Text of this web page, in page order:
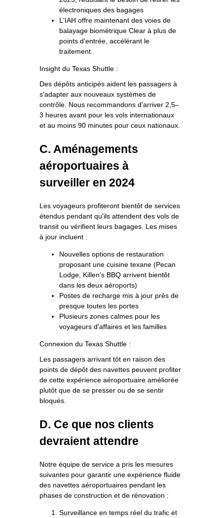
électroniques des bagages
L'IAH offre maintenant des voies de
balayage biométrique Clear à plus de
points d'entrée, accélérant le
traitement
Insight du Texas Shuttle :
Des dépôts anticipés aident les passagers à
s'adapter aux nouveaux systèmes de
contrôle. Nous recommandons d'arriver 2,5–
3 heures avant pour les vols internationaux
et au moins 90 minutes pour ceux nationaux.
C. Aménagements
aéroportuaires à
surveiller en 2024
Les voyageurs profiteront bientôt de services
étendus pendant qu'ils attendent des vols de
transit ou vérifient leurs bagages. Les mises
à jour incluent :
Nouvelles options de restauration
proposant une cuisine texane (Pecan
Lodge, Killen’s BBQ arrivent bientôt
dans les deux aéroports)
Postes de recharge mis à jour près de
presque toutes les portes
Plusieurs zones calmes pour les
voyageurs d'affaires et les familles
Connexion du Texas Shuttle :
Les passagers arrivant tôt en raison des
points de dépôt des navettes peuvent profiter
de cette expérience aéroportuaire améliorée
plutôt que de se presser ou de se sentir
bloqués.
D. Ce que nos clients
devraient attendre
Notre équipe de service a pris les mesures
suivantes pour garantir une expérience fluide
des navettes aéroportuaires pendant les
phases de construction et de rénovation :
Surveillance en temps réel du trafic et